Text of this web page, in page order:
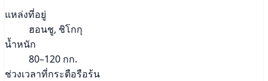
แหล่งที่อยู่
ฮอนชู, ชิโกกุ
น้ำหนัก
80–120 กก.
ช่วงเวลาที่กระตือรือร้น